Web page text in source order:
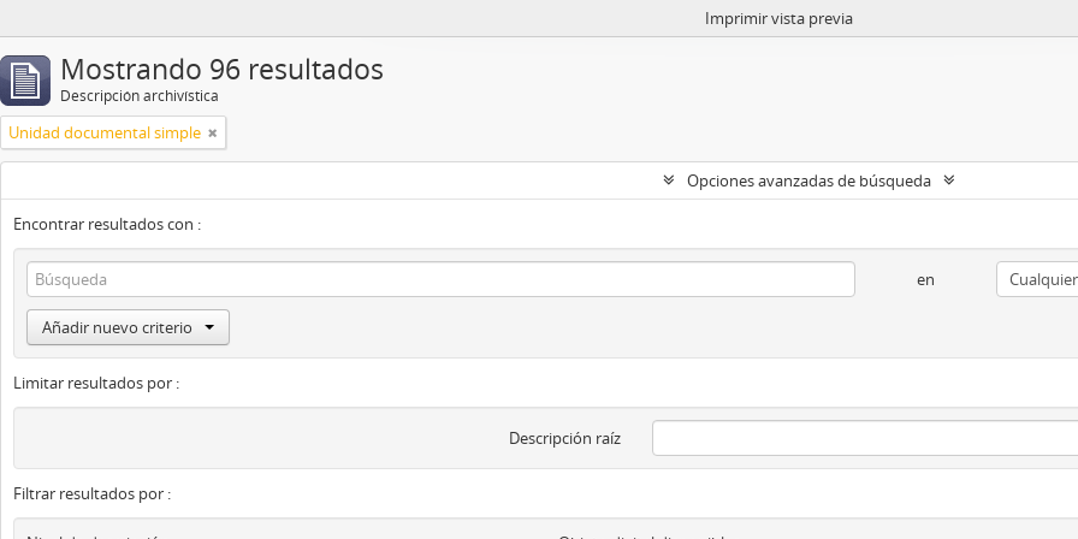
Imprimir vista previa
Mostrando 96 resultados
Descripción archivística
Unidad documental simple
Opciones avanzadas de búsqueda
Encontrar resultados con :
en
Añadir nuevo criterio
Limitar resultados por :
Descripción raíz
Filtrar resultados por :